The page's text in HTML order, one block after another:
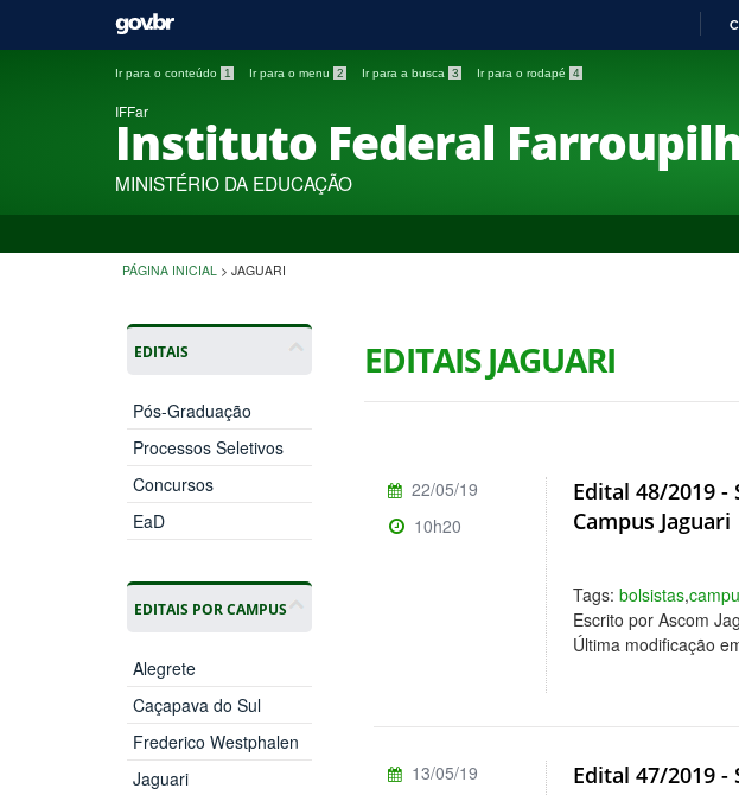
Ir para o conteúdo 1 Ir para o menu 2 Ir para a busca 3 Ir para o rodapé 4
IFFar
Instituto Federal
MINISTÉRIO DA EDUCAÇÃO
PÁGINA INICIAL > JAGUARI
EDITAIS
Pós-Graduação
Processos Seletivos
Concursos
EaD
EDITAIS POR CAMPUS
Alegrete
Caçapava do Sul
Frederico Westphalen
Jaguari
EDITAIS JAGUARI
Edital 48/2019 -
Campus Jaguari
Tags:bolsistas,
Escrito por Ascom
Última modificação
22/05/19
10h20
Edital 47/2019
13/05/19